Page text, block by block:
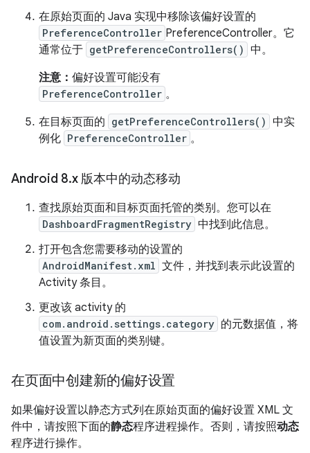
在原始页面的 Java 实现中移除该偏好设置的
PreferenceController PreferenceController。它
通常位于 getPreferenceControllers() 中。
注意： 偏好设置可能没有
PreferenceController 。
在目标页面的 getPreferenceControllers() 中实
例化 PreferenceController 。
Android 8.x 版本中的动态移动
查找原始页面和目标页面托管的类别。您可以在
DashboardFragmentRegistry 中找到此信息。
打开包含您需要移动的设置的
AndroidManifest.xml 文件，并找到表示此设置的
Activity 条目。
更改该 activity 的
com.android.settings.category 的元数据值，将
值设置为新页面的类别键。
在页面中创建新的偏好设置
如果偏好设置以静态方式列在原始页面的偏好设置 XML 文
件中，请按照下面的静态程序进程操作。否则，请按照动态
程序进行操作。